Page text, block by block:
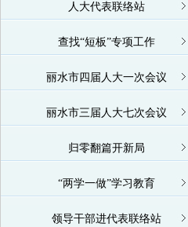
人大代表联络站
查找“短板”专项工作
丽水市四届人大一次会议
丽水市三届人大七次会议
归零翻篇开新局
“两学一做”学习教育
领导干部进代表联络站